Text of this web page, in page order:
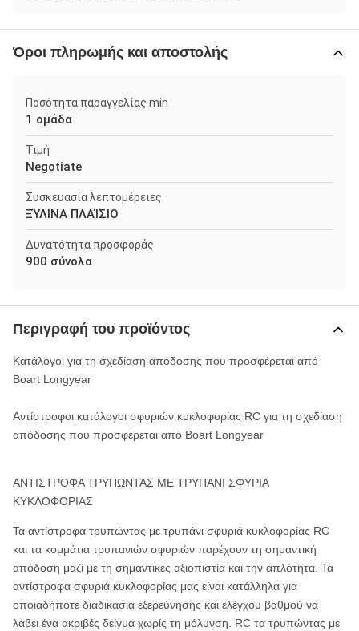
Όροι πληρωμής και αποστολής
Ποσότητα παραγγελίας min
1 ομάδα
Τιμή
Negotiate
Συσκευασία λεπτομέρειες
ΞΎΛΙΝΑ ΠΛΑΊΣΙΟ
Δυνατότητα προσφοράς
900 σύνολα
Περιγραφή του προϊόντος
Κατάλογοι για τη σχεδίαση απόδοσης που προσφέρεται από
Boart Longyear
Αντίστροφοι κατάλογοι σφυριών κυκλοφορίας RC για τη σχεδίαση
απόδοσης που προσφέρεται από Boart Longyear
ΑΝΤΙΣΤΡΟΦΑ ΤΡΥΠΩΝΤΑΣ ΜΕ ΤΡΥΠΆΝΙ ΣΦΥΡΙΑ
ΚΥΚΛΟΦΟΡΙΑΣ
Τα αντίστροφα τρυπώντας με τρυπάνι σφυριά κυκλοφορίας RC
και τα κομμάτια τρυπανιών σφυριών παρέχουν τη σημαντική
απόδοση μαζί με τη σημαντικές αξιοπιστία και την απλότητα. Τα
αντίστροφα σφυριά κυκλοφορίας μας είναι κατάλληλα για
οποιαδήποτε διαδικασία εξερεύνησης και ελέγχου βαθμού να
λάβει ένα ακριβές δείγμα χωρίς τη μόλυνση. RC τα τρυπώντας με